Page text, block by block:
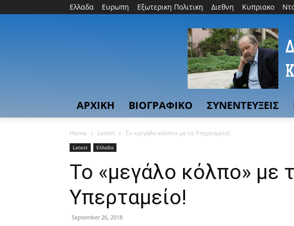
Ελλαδα Ευρωπη Εξωτερικη Πολιτικη Διεθνη Κυπριακο
ΑΡΧΙΚΗ ΒΙΟΓΡΑΦΙΚΟ ΣΥΝΕΝΤΕΥΞΕΙΣ
Home Latest Το «μεγάλο κόλπο» με το Υπερταμείο!
Latest Ελλαδα
Το «μεγάλο κόλπο» με
Υπερταμείο!
September 26, 2018